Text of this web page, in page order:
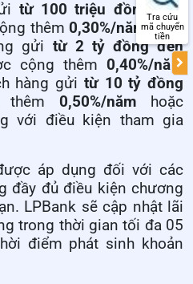
từ 100 triệu đồng đến
thêm0,30%/nămhoặc
gửi từ 2 tỷ đồng đến
cộng thêm0,40%/năm
hàng gửi từ 10 tỷ đồng
thêm0,50%/năm hoặc
với điều kiện tham gia
áp dụng đối với các
đầy đủ điều kiện chương
LPBank sẽ cập nhật lãi
trong thời gian tối đa 05
điểm phát sinh khoản
Tra cứu
mã chuyển
tiền